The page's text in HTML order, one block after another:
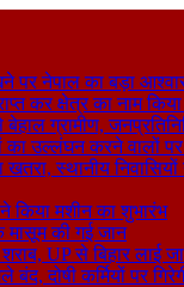
पर नेपाल का बड़ा
कर क्षेत्र का नाम
ग्रामीण,
उल्लंघन करने वालों पर
स्थानीय
किया मशीन का शुभारंभ
मासूम की गई जान
UP से बिहार लाई
दोषी कर्मियों पर